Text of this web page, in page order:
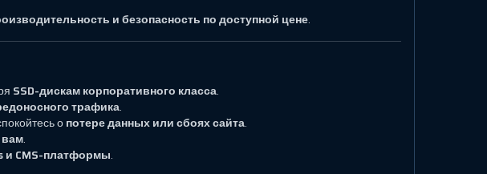
и безопасность по доступной цене.
SSD-дискам корпоративного класса.
трафика.
опотере данных или сбоях сайта.
вам.
и CMS-платформы.